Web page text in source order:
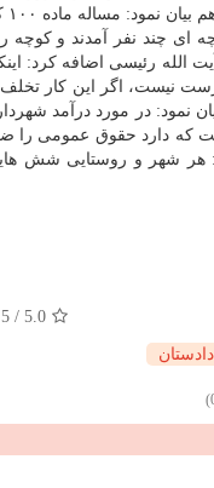
ای چند نفر آمدند و کوچه
رئیسی اضافه کرد:
اگر این کار تخلف
نمود: در مورد درآمد
که دارد حقوق عمومی
هر شهر و روستایی شش
5.0
/
5
دادستان